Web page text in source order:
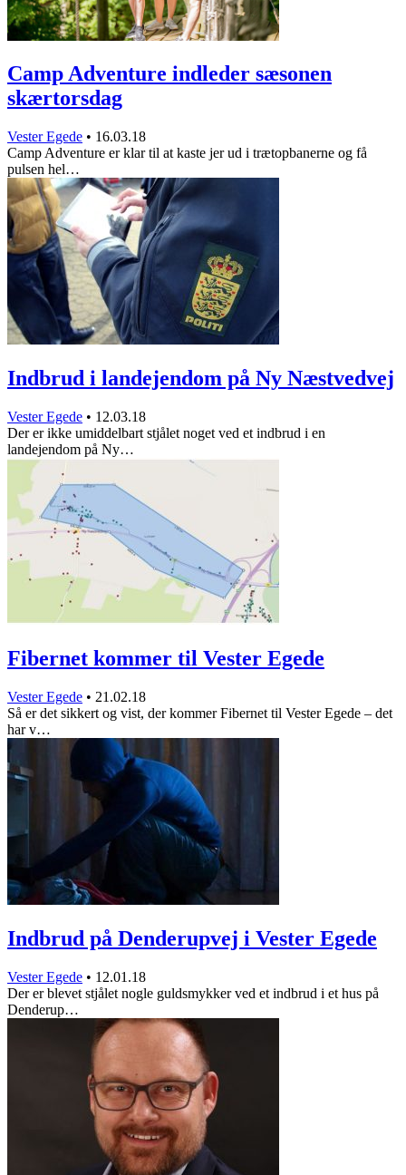
Camp Adventure indleder sæsonen
skærtorsdag
Vester Egede • 16.03.18
Camp Adventure er klar til at kaste jer ud i trætopbanerne og få
pulsen hel…
Indbrud i landejendom på Ny Næstvedvej
Vester Egede • 12.03.18
Der er ikke umiddelbart stjålet noget ved et indbrud i en
landejendom på Ny…
Fibernet kommer til Vester Egede
Vester Egede • 21.02.18
Så er det sikkert og vist, der kommer Fibernet til Vester Egede – det
har v…
Indbrud på Denderupvej i Vester Egede
Vester Egede • 12.01.18
Der er blevet stjålet nogle guldsmykker ved et indbrud i et hus på
Denderup…